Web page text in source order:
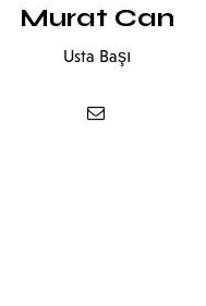
Murat Can
Usta Başı